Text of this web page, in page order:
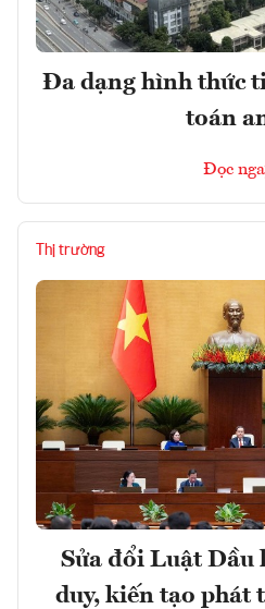
Đa dạng hình thức
toán
Đọc
Thị trường
Sửa đổi Luật
duy, kiến tạo phát